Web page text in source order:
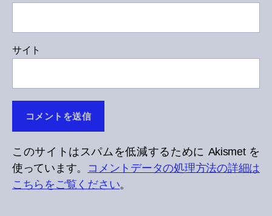
サイト
このサイトはスパムを低減するために Akismet を
使っています。 コメントデータの処理方法の詳細は
こちらをご覧ください。